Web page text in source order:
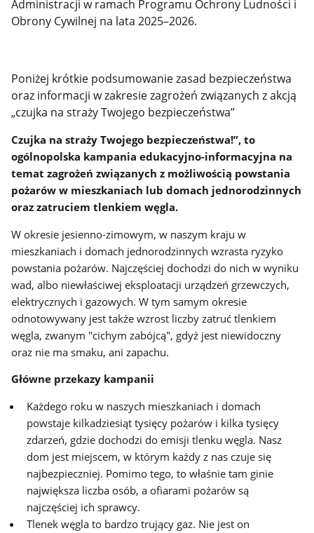
Administracji w ramach Programu Ochrony Ludności i
Obrony Cywilnej na lata 2025–2026.
Poniżej krótkie podsumowanie zasad bezpieczeństwa
oraz informacji w zakresie zagrożeń związanych z akcją
„czujka na straży Twojego bezpieczeństwa”
Czujka na straży Twojego bezpieczeństwa!”, to
ogólnopolska kampania edukacyjno-informacyjna na
temat zagrożeń związanych z możliwością powstania
pożarów w mieszkaniach lub domach jednorodzinnych
oraz zatruciem tlenkiem węgla.
W okresie jesienno-zimowym, w naszym kraju w
mieszkaniach i domach jednorodzinnych wzrasta ryzyko
powstania pożarów. Najczęściej dochodzi do nich w wyniku
wad, albo niewłaściwej eksploatacji urządzeń grzewczych,
elektrycznych i gazowych. W tym samym okresie
odnotowywany jest także wzrost liczby zatruć tlenkiem
węgla, zwanym "cichym zabójcą", gdyż jest niewidoczny
oraz nie ma smaku, ani zapachu.
Główne przekazy kampanii
Każdego roku w naszych mieszkaniach i domach
powstaje kilkadziesiąt tysięcy pożarów i kilka tysięcy
zdarzeń, gdzie dochodzi do emisji tlenku węgla. Nasz
dom jest miejscem, w którym każdy z nas czuje się
najbezpieczniej. Pomimo tego, to właśnie tam ginie
największa liczba osób, a ofiarami pożarów są
najczęściej ich sprawcy.
Tlenek węgla to bardzo trujący gaz. Nie jest on